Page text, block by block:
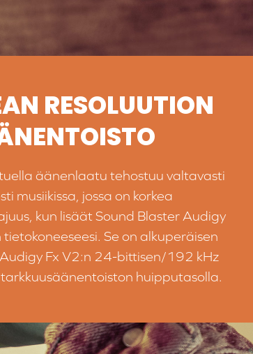
RESOLUUTION
äänenlaatu tehostuu valtavasti
musiikissa, jossa on korkea
kun lisäät Sound Blaster Audigy
tietokoneeseesi. Se on alkuperäisen
Fx V2:n 24-bittisen/192 kHz
huipputasolla.